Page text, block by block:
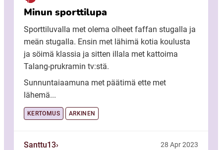
Minun sporttilupa
Sporttiluvalla met olema olheet faffan stugalla ja
meän stugalla. Ensin met lähimä kotia koulusta
ja söimä klassia ja sitten illala met kattoima
Talang-prukramin tv:stä.
Sunnuntaiaamuna met päätimä ette met
lähemä...
KERTOMUS ARKINEN
Santtu13 28 Apr 2023